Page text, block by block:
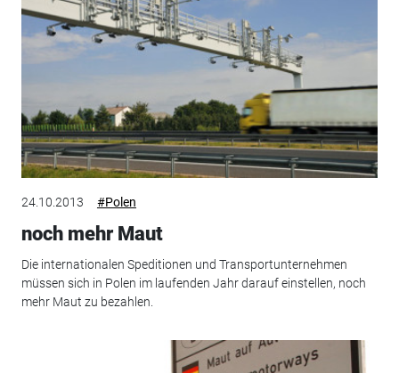
24.10.2013 #Polen
noch mehr Maut
Die internationalen Speditionen und Transportunternehmen
müssen sich in Polen im laufenden Jahr darauf einstellen, noch
mehr Maut zu bezahlen.